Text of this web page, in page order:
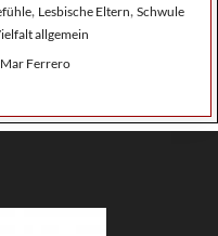
, Lesbische Eltern, Schwule
allgemein
Ferrero